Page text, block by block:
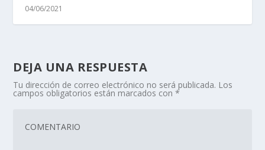
04/06/2021
DEJA UNA RESPUESTA
Tu dirección de correo electrónico no será publicada. Los
campos obligatorios están marcados con*